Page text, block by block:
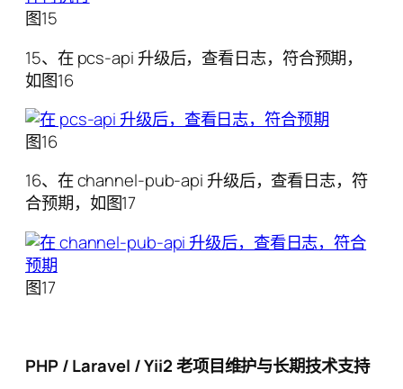
图15
15、在 pcs-api 升级后，查看日志，符合预期，
如图16
图16
16、在 channel-pub-api 升级后，查看日志，符
合预期，如图17
图17
PHP / Laravel / Yii2 老项目维护与长期技术支持